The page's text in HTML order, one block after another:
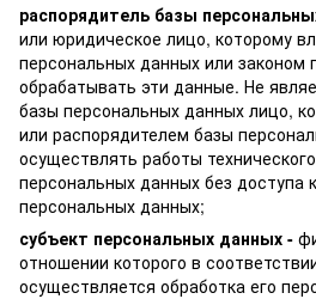
распорядитель базы
или юридическое лицо, которому
персональных данных или законом
обрабатывать эти данные. Не
базы персональных данных лицо,
или распорядителем базы
осуществлять работы
персональных данных без доступа
персональных данных;
субъект персональных данных -
отношении которого в
осуществляется обработка его